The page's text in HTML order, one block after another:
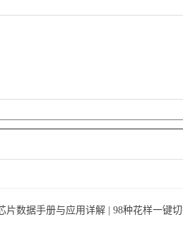
片数据手册与应用详解 | 98种花样一键